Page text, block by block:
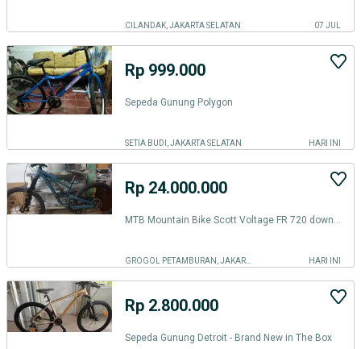
CILANDAK, JAKARTA SELATAN 07 JUL
Rp 999.000
Sepeda Gunung Polygon
SETIA BUDI, JAKARTA SELATAN HARI INI
Rp 24.000.000
HARI INI
Rp 2.800.000
Sepeda Gunung Detroit - Brand New in The Box